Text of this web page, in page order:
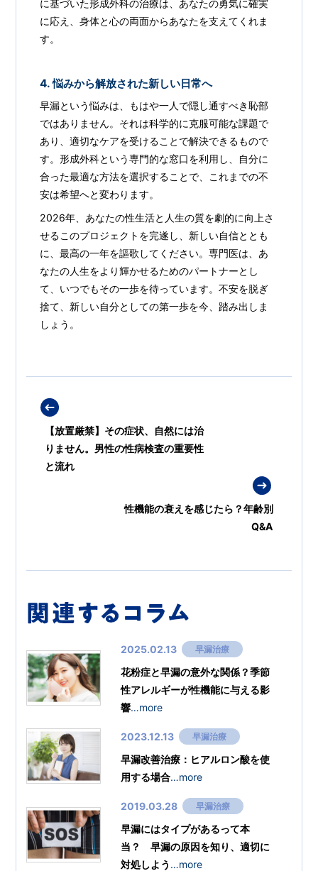
に基づいた形成外科の治療は、あなたの勇気に確実
に応え、身体と心の両面からあなたを支えてくれま
す。
4. 悩みから解放された新しい日常へ
早漏という悩みは、もはや一人で隠し通すべき恥部
ではありません。それは科学的に克服可能な課題で
あり、適切なケアを受けることで解決できるもので
す。形成外科という専門的な窓口を利用し、自分に
合った最適な方法を選択することで、これまでの不
安は希望へと変わります。
2026年、あなたの性生活と人生の質を劇的に向上さ
せるこのプロジェクトを完遂し、新しい自信ととも
に、最高の一年を謳歌してください。専門医は、あ
なたの人生をより輝かせるためのパートナーとし
て、いつでもその一歩を待っています。不安を脱ぎ
捨て、新しい自分としての第一歩を今、踏み出しま
しょう。
【放置厳禁】その症状、自然には治
りません。男性の性病検査の重要性
と流れ
性機能の衰えを感じたら？年齢別
Q&A
2025.02.13 早漏治療
花粉症と早漏の意外な関係？季節
性アレルギーが性機能に与える影
響…more
2023.12.13 早漏治療
早漏改善治療：ヒアルロン酸を使
用する場合…more
2019.03.28 早漏治療
早漏にはタイプがあるって本
当？ 早漏の原因を知り、適切に
対処しよう …more